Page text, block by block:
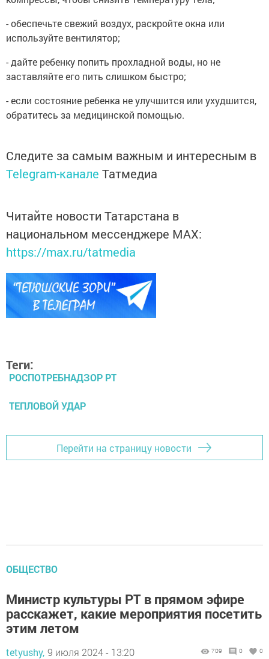
- обеспечьте свежий воздух, раскройте окна или
используйте вентилятор;
- дайте ребенку попить прохладной воды, но не
заставляйте его пить слишком быстро;
- если состояние ребенка не улучшится или ухудшится,
обратитесь за медицинской помощью.
Следите за самым важным и интересным в
Telegram-канале Татмедиа
Читайте новости Татарстана в
национальном мессенджере MАХ:
https://max.ru/tatmedia
Теги:
РОСПОТРЕБНАДЗОР РТ
ТЕПЛОВОЙ УДАР
Перейти на страницу новости
ОБЩЕСТВО
Министр культуры РТ в прямом эфире
расскажет, какие мероприятия посетить
этим летом
tetyushy, 9 июля 2024 - 13:20 709 0 0